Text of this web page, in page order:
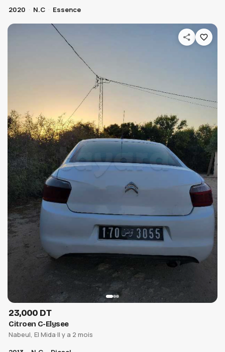
2020
N.C Essence
23,000 DT
Citroen C-Elysee
Nabeul, El Mida·Il y a 2 mois